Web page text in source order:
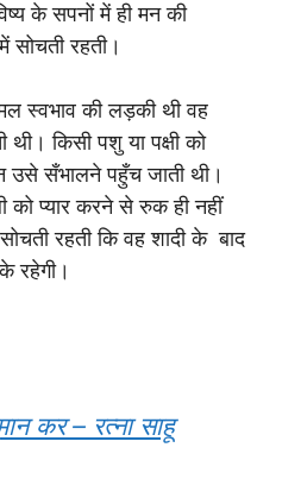
के सपनों में ही मन की
सोचती रहती।
स्वभाव की लड़की थी वह
किसी पशु या पक्षी को
उसे सँभालने पहुँच जाती थी।
को प्यार करने से रुक ही नहीं
रहती कि वह शादी के बाद
रहेगी।
कर – रत्ना साहू